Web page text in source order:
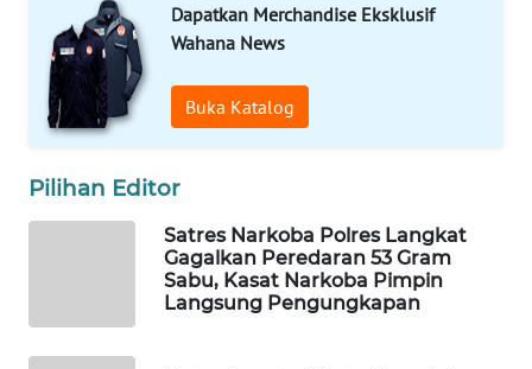
Dapatkan Merchandise Eksklusif
Wahana News
Buka Katalog
Pilihan Editor
Satres Narkoba Polres Langkat
Gagalkan Peredaran 53 Gram
Sabu, Kasat Narkoba Pimpin
Langsung Pengungkapan
LAPAK
WAHANA
Wahana
Network
KONSUMEN
LISTRIK